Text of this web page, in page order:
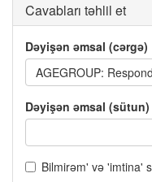
Cavabları təhlil et
Dəyişən əmsal (cərgə)
AGEGROUP:
Dəyişən əmsal (sütun)
Bilmirəm' və 'imtina'